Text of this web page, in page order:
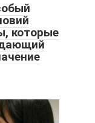
которые